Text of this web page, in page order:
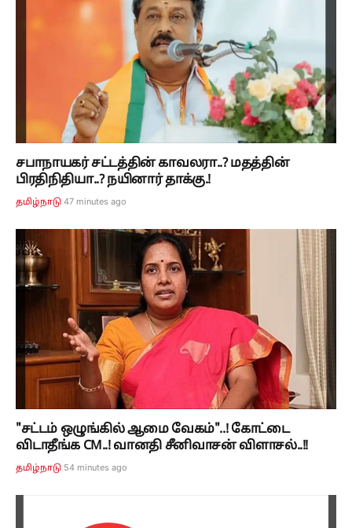
சபாநாயகர் சட்டத்தின் காவலரா..? மதத்தின்
பிரதிநிதியா..? நயினார் தாக்கு.!
தமிழ்நாடு 47 minutes ago
"சட்டம் ஒழுங்கில் ஆமை வேகம்"..! கோட்டை
விடாதீங்க CM..! வானதி சீனிவாசன் விளாசல்..!!
தமிழ்நாடு 54 minutes ago